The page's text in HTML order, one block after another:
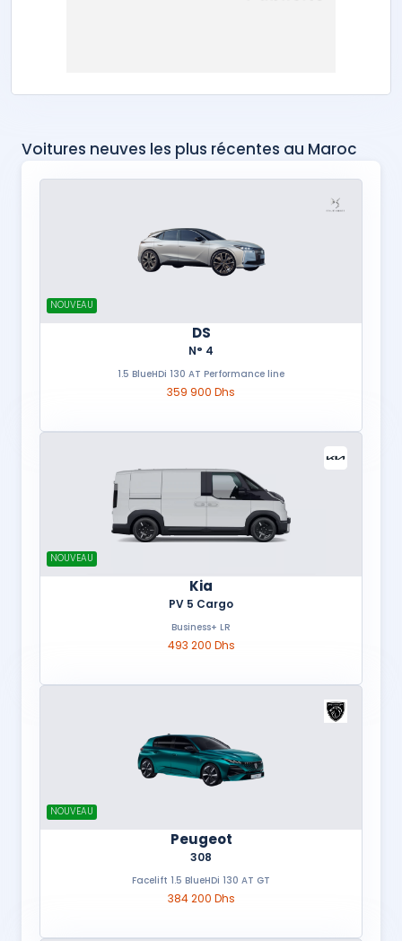
Voitures neuves les plus récentes au Maroc
NOUVEAU
DS
N° 4
1.5 BlueHDi 130 AT Performance line
359 900 Dhs
NOUVEAU
Kia
PV 5 Cargo
Business+ LR
493 200 Dhs
NOUVEAU
Peugeot
308
Facelift 1.5 BlueHDi 130 AT GT
384 200 Dhs